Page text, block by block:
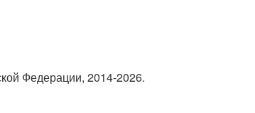
Федерации, 2014-2026.